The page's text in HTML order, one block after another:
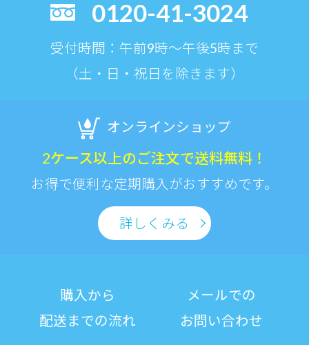
0120-41-3024
受付時間：午前9時〜午後5時まで
（土・日・祝日を除きます）
オンラインショップ
2ケース以上のご注文で送料無料！
お得で便利な定期購入がおすすめです。
詳しくみる
購入から
配送までの流れ
メールでの
お問い合わせ